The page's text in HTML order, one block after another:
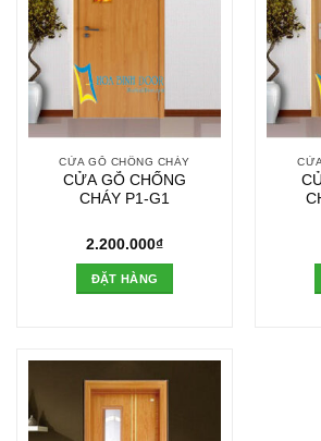
CỬA GỖ CHỐNG CHÁY
CỬA GỖ CHỐNG
CHÁY P1-G1
2.200.000₫
ĐẶT HÀNG